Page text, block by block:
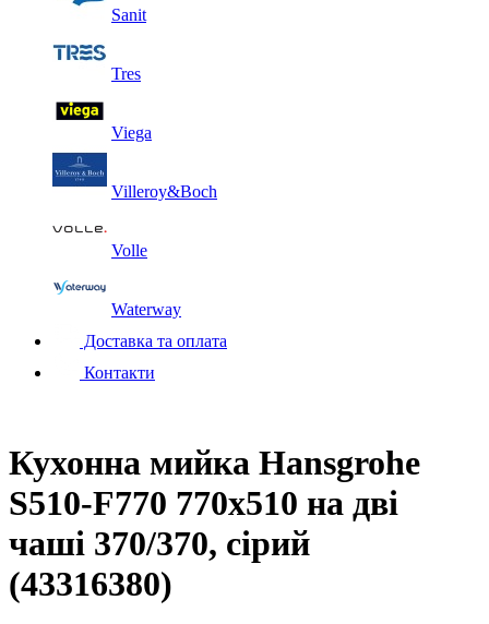
Sanit
Tres
Viega
Villeroy&Boch
Volle
Waterway
Доставка та оплата
Контакти
Кухонна мийка Hansgrohe
S510-F770 770х510 на дві
чаші 370/370, сірий
(43316380)